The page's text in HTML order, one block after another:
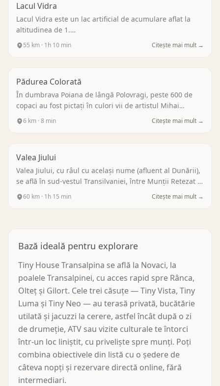
Lacul Vidra
Lacul Vidra este un lac artificial de acumulare aflat la
altitudinea de 1.…
55 km · 1h 10 min Citește mai mult →
Pădurea Colorată
În dumbrava Poiana de lângă Polovragi, peste 600 de
copaci au fost pictați în culori vii de artistul Mihai
Țopescu, care a folosit o vopsea ecologică pentru a nu
dăuna scoarței arborilor.
6 km ·8 min Citește mai mult →
Valea Jiului
Valea Jiului, cu râul cu același nume (afluent al Dunării),
se află în sud-vestul Transilvaniei, între Munții Retezat și
Munții Parâng.
…
60 km · 1h 15 min Citește mai mult →
Bază ideală pentru explorare
Tiny House Transalpina se află la Novaci, la
poalele Transalpinei, cu acces rapid spre Rânca,
Olteț și Gilort. Cele trei căsuțe — Tiny Vista, Tiny
Luma și Tiny Neo — au terasă privată, bucătărie
utilată și jacuzzi la cerere, astfel încât după o zi
de drumeție, ATV sau vizite culturale te întorci
într-un loc liniștit, cu priveliște spre munți. Poți
combina obiectivele din listă cu o ședere de
câteva nopți și rezervare directă online, fără
intermediari.